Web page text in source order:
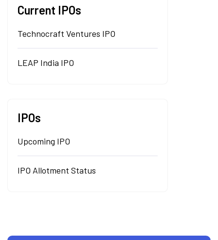
Current IPOs
Technocraft Ventures IPO
LEAP India IPO
IPOs
Upcoming IPO
IPO Allotment Status